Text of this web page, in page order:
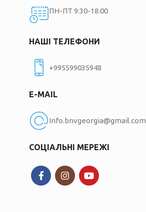
ПН-ПТ 9:30-18:00
НАШІ ТЕЛЕФОНИ
+995599035948
E-MAIL
Info.bnvgeorgia@gmail.com
СОЦІАЛЬНІ МЕРЕЖІ